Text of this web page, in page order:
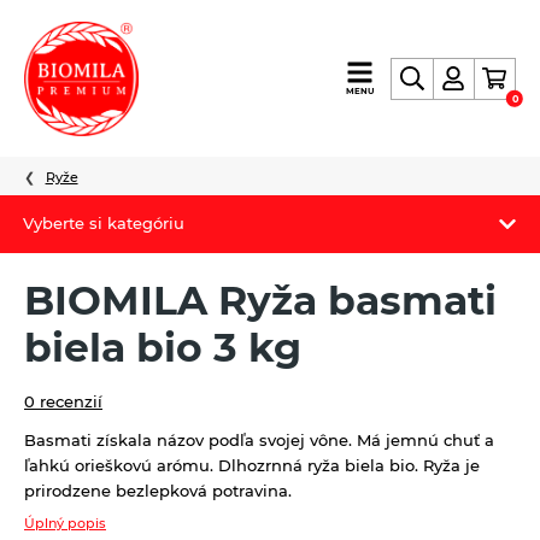
výroba
a
nielen
MENU
0
Vyberte si kategóriu
Fermato
Novinky
Ryže
BIOMILA Ryža basmati
biela bio 3 kg
0 recenzií
Basmati získala názov podľa svojej vône. Má jemnú chuť a
ľahkú orieškovú arómu. Dlhozrnná ryža biela bio. Ryža je
prirodzene bezlepková potravina.
Úplný popis